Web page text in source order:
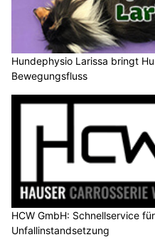
Hundephysio Larissa bringt
Bewegungsfluss
HCW GmbH: Schnellservice
Unfallinstandsetzung